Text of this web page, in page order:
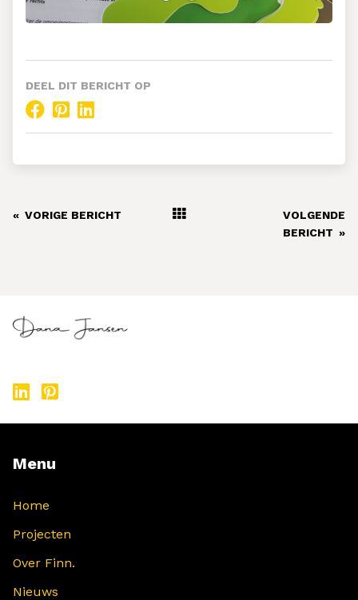
DEEL DIT BERICHT OP
« VORIGE BERICHT
VOLGENDE
BERICHT »
Menu
Home
Projecten
Over Finn.
Nieuws